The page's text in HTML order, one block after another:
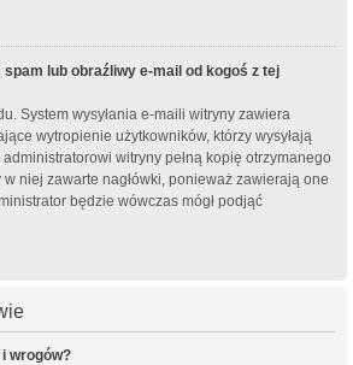
spam lub obraźliwy e-mail od kogoś z tej
System wysyłania e-maili witryny zawiera
wytropienie użytkowników, którzy wysyłają
witryny pełną kopię otrzymanego
w niej zawarte nagłówki, ponieważ zawierają one
będzie wówczas mógł podjąć
wrogów?